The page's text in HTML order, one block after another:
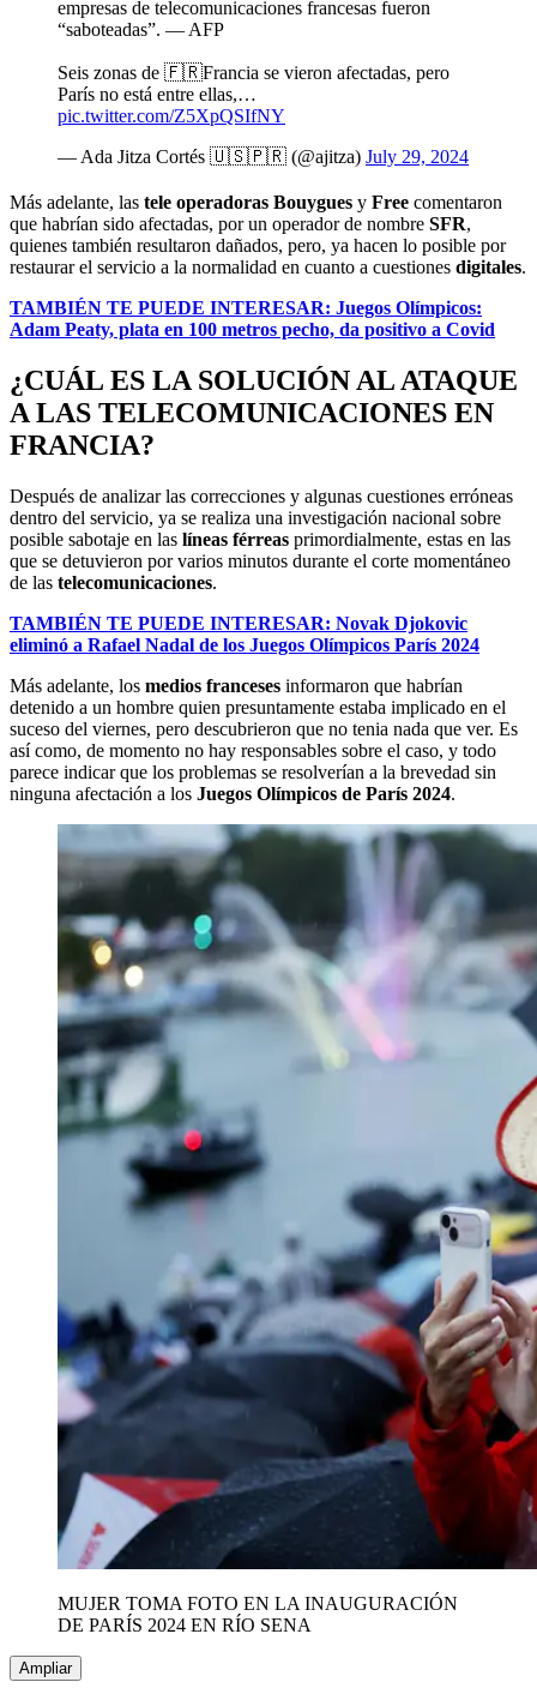
empresas de telecomunicaciones francesas fueron
“saboteadas”. — AFP
Seis zonas de 🇫🇷Francia se vieron afectadas, pero
París no está entre ellas,…
pic.twitter.com/Z5XpQSIfNY
— Ada Jitza Cortés 🇺🇸🇵🇷 (@ajitza) July 29, 2024
Más adelante, las tele operadoras Bouygues y Free comentaron
que habrían sido afectadas, por un operador de nombre SFR,
quienes también resultaron dañados, pero, ya hacen lo posible por
restaurar el servicio a la normalidad en cuanto a cuestiones digitales.
TAMBIÉN TE PUEDE INTERESAR: Juegos Olímpicos:
Adam Peaty, plata en 100 metros pecho, da positivo a Covid
¿CUÁL ES LA SOLUCIÓN AL ATAQUE
A LAS TELECOMUNICACIONES EN
FRANCIA?
Después de analizar las correcciones y algunas cuestiones erróneas
dentro del servicio, ya se realiza una investigación nacional sobre
posible sabotaje en las líneas férreas primordialmente, estas en las
que se detuvieron por varios minutos durante el corte momentáneo
de las telecomunicaciones.
TAMBIÉN TE PUEDE INTERESAR: Novak Djokovic
eliminó a Rafael Nadal de los Juegos Olímpicos París 2024
Más adelante, los medios franceses informaron que habrían
detenido a un hombre quien presuntamente estaba implicado en el
suceso del viernes, pero descubrieron que no tenia nada que ver. Es
así como, de momento no hay responsables sobre el caso, y todo
parece indicar que los problemas se resolverían a la brevedad sin
ninguna afectación a los Juegos Olímpicos de París 2024.
MUJER TOMA FOTO EN LA INAUGURACIÓN
DE PARÍS 2024 EN RÍO SENA
Ampliar